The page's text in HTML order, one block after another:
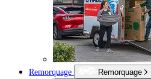
Remorquage
Remorquage